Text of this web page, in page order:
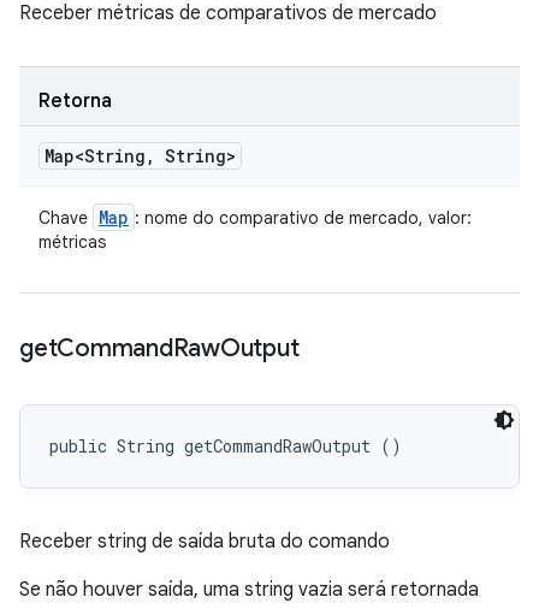
Receber métricas de comparativos de mercado
Retorna
Map<String , String>
Chave Map : nome do comparativo de mercado, valor:
métricas
getCommandRawOutput
public String getCommandRawOutput ()
Receber string de saída bruta do comando
Se não houver saída, uma string vazia será retornada